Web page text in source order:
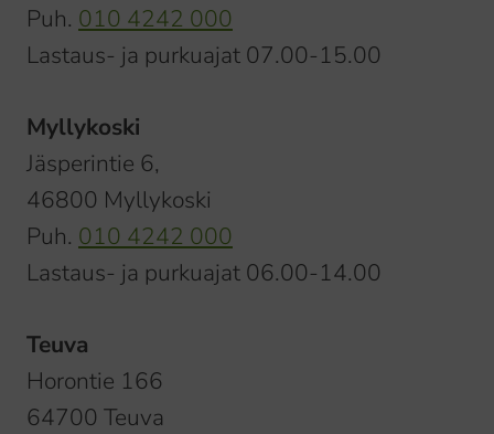
Puh. 010 4242 000
Lastaus- ja purkuajat 07.00-15.00
Myllykoski
Jäsperintie 6,
46800 Myllykoski
Puh. 010 4242 000
Lastaus- ja purkuajat 06.00-14.00
Teuva
Horontie 166
64700 Teuva